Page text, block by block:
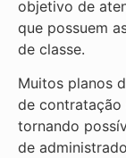
objetivo de
que possuem
de classe.
Muitos planos
de
tornando
de